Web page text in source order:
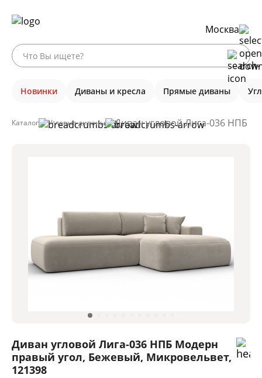
Москва
Новинки Диваны и кресла Прямые диваны
Каталог Угловые диваны Диван угловой Лига-036 НПБ
Диван угловой Лига-036 НПБ Модерн
правый угол, Бежевый, Микровельвет,
121398